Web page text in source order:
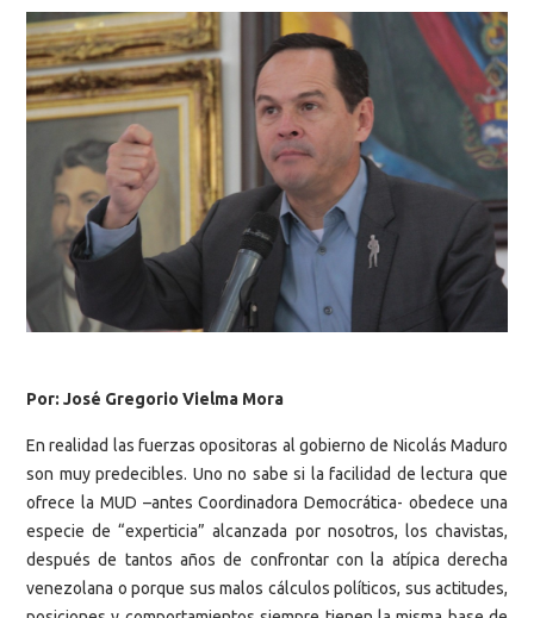
Por: José Gregorio Vielma Mora
En realidad las fuerzas opositoras al gobierno de Nicolás Maduro
son muy predecibles. Uno no sabe si la facilidad de lectura que
ofrece la MUD –antes Coordinadora Democrática- obedece una
especie de “experticia” alcanzada por nosotros, los chavistas,
después de tantos años de confrontar con la atípica derecha
venezolana o porque sus malos cálculos políticos, sus actitudes,